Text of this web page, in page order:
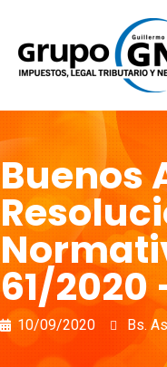
Buenos
61/2020
10/09/2020 Bs.